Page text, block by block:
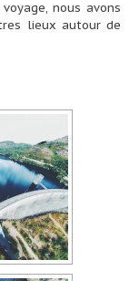
nous avons
lieux autour de